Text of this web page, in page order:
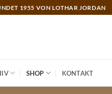
1955 VON LOTHAR JORDAN
SHOP KONTAKT